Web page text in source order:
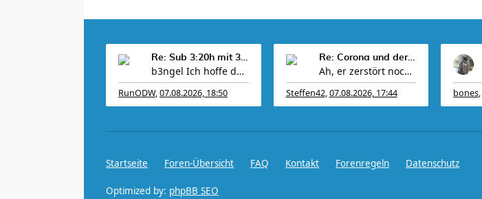
Re: Sub 3:20h mit 3-4 mal Training die Woche machb
b3ngel Ich hoffe das leichte Kopfweh geht schn
RunODW,07.08.2026, 18:50
Re: Corona und der Sport
Ah, er zerstört noch mehr und baut Mist mit frem
Steffen42,07.08.2026, 17:44 bones,
Startseite Foren-Übersicht FAQ Kontakt Forenregeln Datenschutz
Optimized by: phpBB SEO